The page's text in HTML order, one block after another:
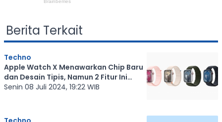
Berita Terkait
Techno
Apple Watch X Menawarkan Chip Baru
dan Desain Tipis, Namun 2 Fitur Ini
Bermasalah
Senin 08 Juli 2024, 19:22 WIB